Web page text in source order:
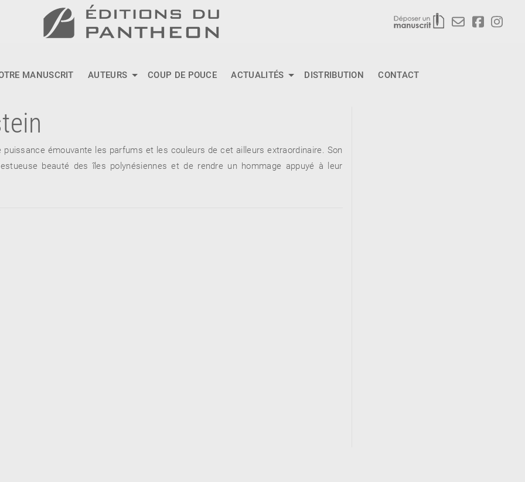
MANUSCRIT AUTEURS COUP DE POUCE ACTUALITÉS DISTRIBUTION CONTACT
émouvante les parfums et les couleurs de cet ailleurs extraordinaire. Son
beauté des îles polynésiennes et de rendre un hommage appuyé à leur